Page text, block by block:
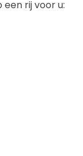
rij voor u: